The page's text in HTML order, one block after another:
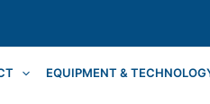
EQUIPMENT &